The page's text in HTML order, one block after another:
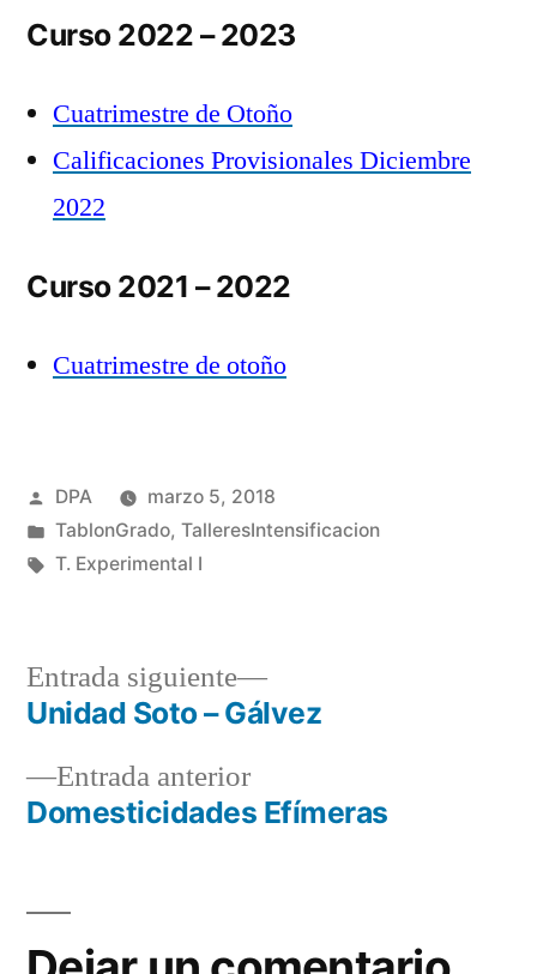
Curso 2022 – 2023
Cuatrimestre de Otoño
Calificaciones Provisionales Diciembre
2022
Curso 2021 – 2022
Cuatrimestre de otoño
Publicado
por
DPA
marzo 5, 2018
Publicado
en
TablonGrado, TalleresIntensificacion
Etiquetas:
T. Experimental I
Navegación
deEntrada anteriorEntrada
anterior:
Domesticidades Efímeras
Entrada siguiente
Entrada
siguiente:
Unidad Soto – Gálvez